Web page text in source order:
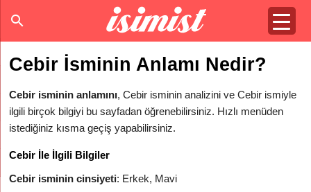
Cebir İsminin Anlamı Nedir?
Cebir isminin anlamını, Cebir isminin analizini ve Cebir ismiyle
ilgili birçok bilgiyi bu sayfadan öğrenebilirsiniz. Hızlı menüden
istediğiniz kısma geçiş yapabilirsiniz.
Cebir İle İlgili Bilgiler
Cebir isminin cinsiyeti: Erkek, Mavi